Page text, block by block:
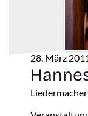
28. März